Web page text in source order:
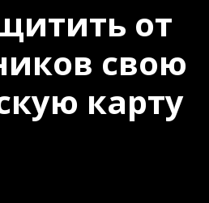
от
свою
карту